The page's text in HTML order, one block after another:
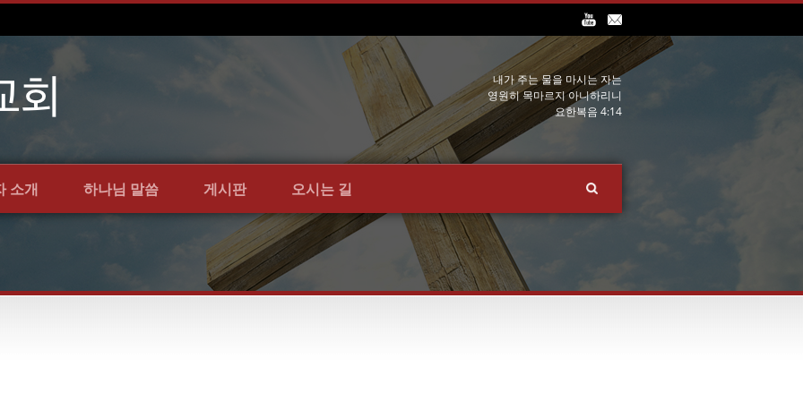
내가 주는 물을 마시는 자는
영원히 목마르지 아니하리니
요한복음 4:14
소개 하나님 말씀 게시판 오시는 길